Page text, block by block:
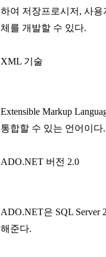
하여 저장프로시저, 사
체를 개발할 수 있다.
XML 기술
Extensible Markup
통합할 수 있는 언어이다
ADO.NET 버전 2.0
ADO.NET은 SQL
해준다.